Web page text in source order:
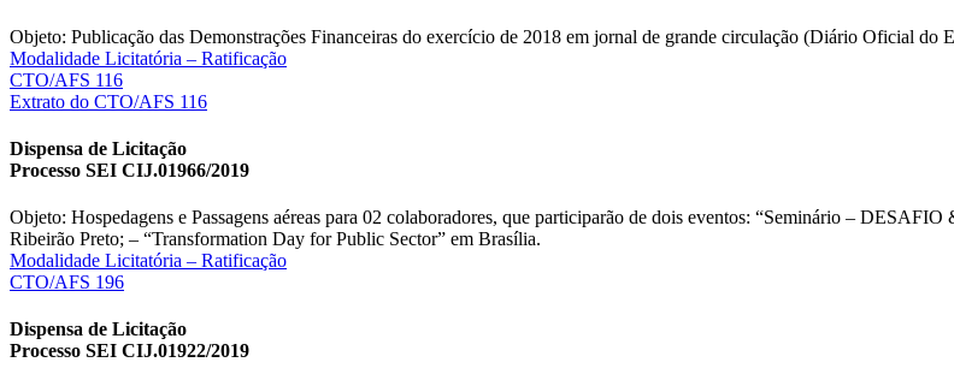
Objeto: Publicação das Demonstrações Financeiras do exercício de 2018 em jornal de grande circulação (Diário Oficial do
Modalidade Licitatória – Ratificação
CTO/AFS 116
Extrato do CTO/AFS 116
Dispensa de Licitação
Processo SEI CIJ.01966/2019
Objeto: Hospedagens e Passagens aéreas para 02 colaboradores, que participarão de dois eventos: “Seminário –
Ribeirão Preto; – “Transformation Day for Public Sector” em Brasília.
Modalidade Licitatória – Ratificação
CTO/AFS 196
Dispensa de Licitação
Processo SEI CIJ.01922/2019